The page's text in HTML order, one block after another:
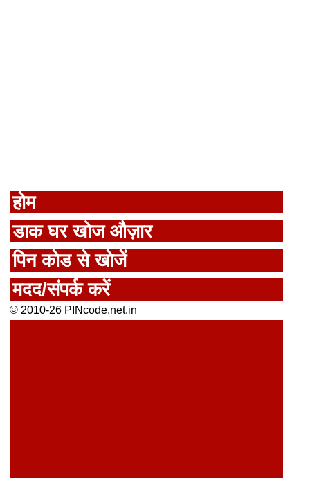
होम
डाक घर खोज औज़ार
पिन कोड से खोजें
मदद/संपर्क करें
© 2010-26 PINcode.net.in